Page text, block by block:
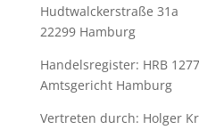
Hudtwalckerstraße 31a
22299 Hamburg
Handelsregister: HRB
Amtsgericht Hamburg
Vertreten durch: Holger